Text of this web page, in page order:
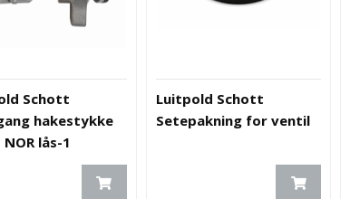
Schott
hakestykke
NOR lås-1
Luitpold Schott
Setepakning for ventil